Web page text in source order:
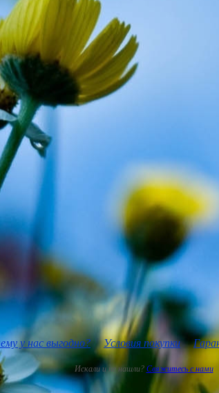
у нас выгодно? Условия покупки
Искали и не нашли? Свяжитесь с нами